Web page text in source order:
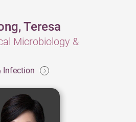
Teresa
Microbiology &
Infection